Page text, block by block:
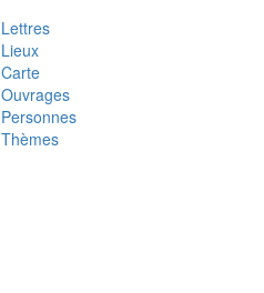
Lettres
Lieux
Carte
Ouvrages
Personnes
Thèmes